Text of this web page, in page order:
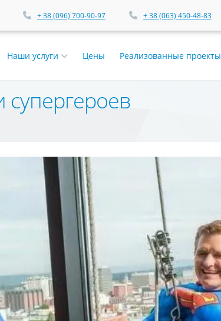
+ 38 (096) 700-90-97 + 38 (063) 450-48-83
Наши услуги Цены Реализованные проекты